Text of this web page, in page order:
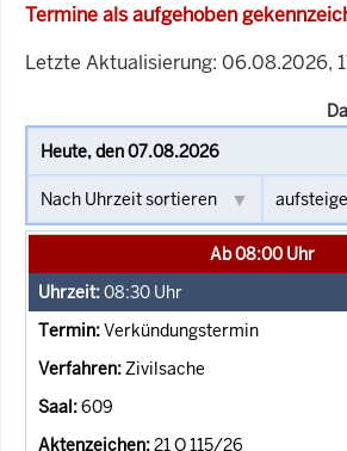
Termine als aufgehoben
Letzte Aktualisierung: 06.08.2026,
Ab 08:00 Uhr
08:30 Uhr
Verkündungstermin
Zivilsache
609
21 O 115/26